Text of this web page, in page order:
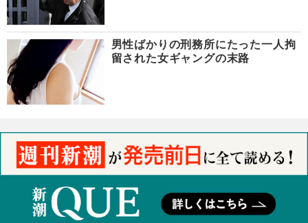
男性ばかりの刑務所にたった一人拘
留された女ギャングの末路